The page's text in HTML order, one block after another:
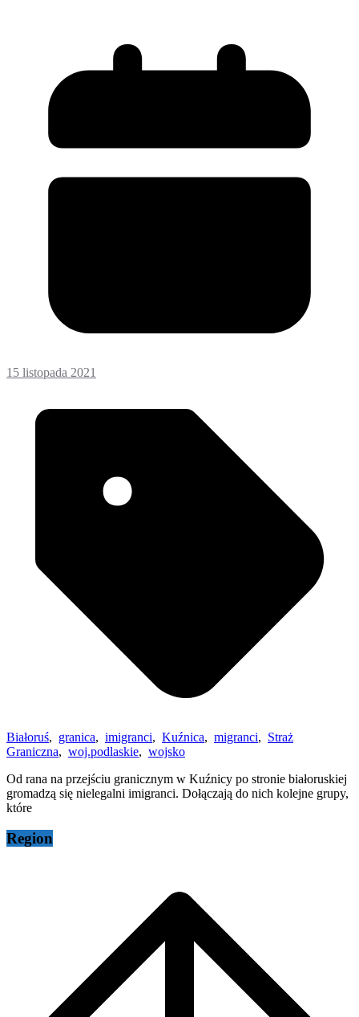
15 listopada 2021
Białoruś, granica, imigranci, Kuźnica, migranci, Straż
Graniczna, woj.podlaskie, wojsko
Od rana na przejściu granicznym w Kuźnicy po stronie białoruskiej
gromadzą się nielegalni imigranci. Dołączają do nich kolejne grupy,
które
Region